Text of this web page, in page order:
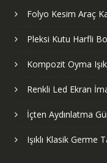
Folyo Kesim Araç
Pleksi Kutu Harfli
Kompozit Oyma
Renkli Led Ekran
İçten Aydınlatma
Işıklı Klasik Germe